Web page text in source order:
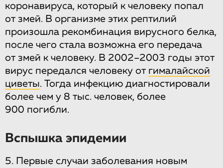
коронавируса, который к человеку попал
от змей. В организме этих рептилий
произошла рекомбинация вирусного белка,
после чего стала возможна его передача
от змей к человеку. В 2002–2003 годы этот
вирус передался человеку от гималайской
циветы. Тогда инфекцию диагностировали
более чем у 8 тыс. человек, более
900 погибли.
Вспышка эпидемии
5. Первые случаи заболевания новым